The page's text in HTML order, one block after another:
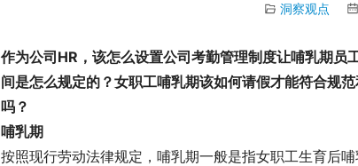
洞察观点
作为公司HR，该怎么设置公司考勤管理制度让哺乳期
间是怎么规定的？女职工哺乳期该如何请假才能符合规
吗？
哺乳期
按照现行劳动法律规定，哺乳期一般是指女职工生育后